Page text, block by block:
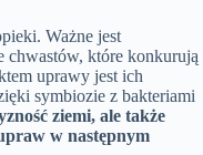
Ważne jest
chwastów, które konkurują
uprawy jest ich
symbiozie z bakteriami
ziemi, ale także
w następnym